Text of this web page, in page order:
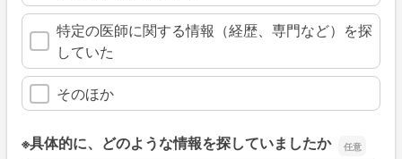
特定の医師に関する情報（経歴、専門など）を探
していた
そのほか
※具体的に、どのような情報を探していましたか